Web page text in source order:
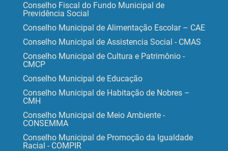
Conselho Fiscal do Fundo Municipal de
Previdência Social
Conselho Municipal de Alimentação Escolar – CAE
Conselho Municipal de Assistencia Social - CMAS
Conselho Municipal de Cultura e Patrimônio -
CMCP
Conselho Municipal de Educação
Conselho Municipal de Habitação de Nobres –
CMH
Conselho Municipal de Meio Ambiente -
CONSEMMA
Conselho Municipal de Promoção da Igualdade
Racial - COMPIR